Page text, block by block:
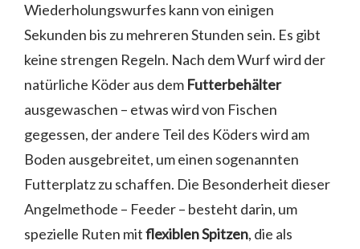
Wiederholungswurfes kann von einigen
Sekunden bis zu mehreren Stunden sein. Es gibt
keine strengen Regeln. Nach dem Wurf wird der
natürliche Köder aus dem Futterbehälter
ausgewaschen – etwas wird von Fischen
gegessen, der andere Teil des Köders wird am
Boden ausgebreitet, um einen sogenannten
Futterplatz zu schaffen. Die Besonderheit dieser
Angelmethode – Feeder – besteht darin, um
spezielle Ruten mitflexiblen Spitzen, die als